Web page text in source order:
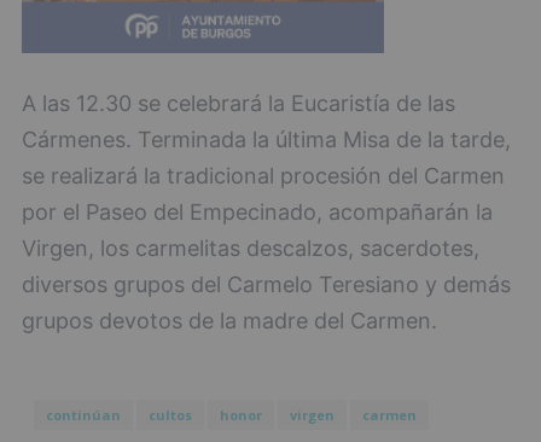
A las 12.30 se celebrará la Eucaristía de las
Cármenes. Terminada la última Misa de la tarde,
se realizará la tradicional procesión del Carmen
por el Paseo del Empecinado, acompañarán la
Virgen, los carmelitas descalzos, sacerdotes,
diversos grupos del Carmelo Teresiano y demás
grupos devotos de la madre del Carmen.
continúan cultos honor virgen carmen